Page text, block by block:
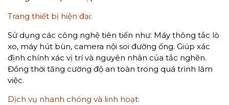
Trang thiết bị hiện đại:
Sử dụng các công nghệ tiên tiến như: Máy thông tắc lò
xo, máy hút bùn, camera nội soi đường ống. Giúp xác
định chính xác vị trí và nguyên nhân của tắc nghẽn.
Đồng thời tăng cường độ an toàn trong quá trình làm
việc.
Dịch vụ nhanh chóng và linh hoạt: